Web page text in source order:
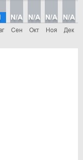
Сен
N/A
Окт
N/A
Ноя
N/A
Дек
N/A